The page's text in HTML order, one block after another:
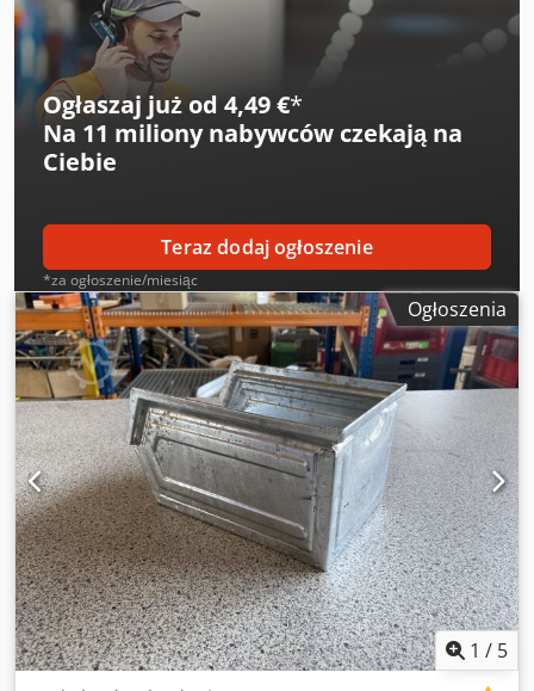
perforowane, z uchwytem) i różne wymiary / możliwość
sztaplowania. Wymiary: 30 x 50 x 20 cm + 37 x 37 x 11 cm
Całkowita liczba sztuk - 56 sztuk Skrzynki sztaplowane
dostępne są w cenie 180 € netto z lokalizacji, plus koszty
opakowania Idealne do transportu i magazynowania.
Cedpfx Aiog U Am Tecsha Wszelkie dane techniczne z
zastrzeżeniem błędów pisarskich/pomyłek. Sprzedaż
Ogłaszaj już od 4,49 €*
Na 11 miliony nabywców czekają na
Ciebie
Teraz dodaj ogłoszenie
*za ogłoszenie/miesiąc
Ogłoszenia
1 / 5